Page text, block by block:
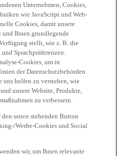
Unternehmen, Cookies,
wie JavaScript und Web-
Cookies, damit unsere
Ihnen grundlegende
stellt, wie z. B. die
Sprachpräferenzen.
Cookies, um in
der Datenschutzbehörden
helfen zu verstehen, wie
unsere Website, Produkte,
zu verbessern.
unten stehenden Button
Werbe-Cookies und Social
wir, um Ihnen relevante